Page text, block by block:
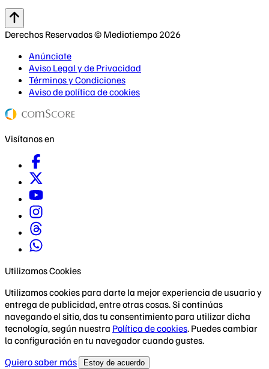
Derechos Reservados © Mediotiempo 2026
Anúnciate
Aviso Legal y de Privacidad
Términos y Condiciones
Aviso de política de cookies
Visítanos en
Utilizamos Cookies
Utilizamos cookies para darte la mejor experiencia de usuario y
entrega de publicidad, entre otras cosas. Si continúas
navegando el sitio, das tu consentimiento para utilizar dicha
tecnología, según nuestra Política de cookies. Puedes cambiar
la configuración en tu navegador cuando gustes.
Quiero saber más
Estoy de acuerdo